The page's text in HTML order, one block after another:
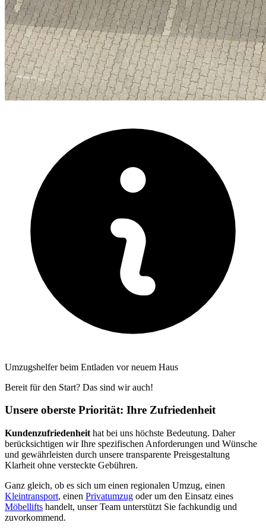
Umzugshelfer beim Entladen vor neuem Haus
Bereit für den Start? Das sind wir auch!
Unsere oberste Priorität: Ihre Zufriedenheit
Kundenzufriedenheit hat bei uns höchste Bedeutung. Daher
berücksichtigen wir Ihre spezifischen Anforderungen und Wünsche
und gewährleisten durch unsere transparente Preisgestaltung
Klarheit ohne versteckte Gebühren.
Ganz gleich, ob es sich um einen regionalen Umzug, einen
Kleintransport, einen Privatumzug oder um den Einsatz eines
Möbellifts handelt, unser Team unterstützt Sie fachkundig und
zuvorkommend.